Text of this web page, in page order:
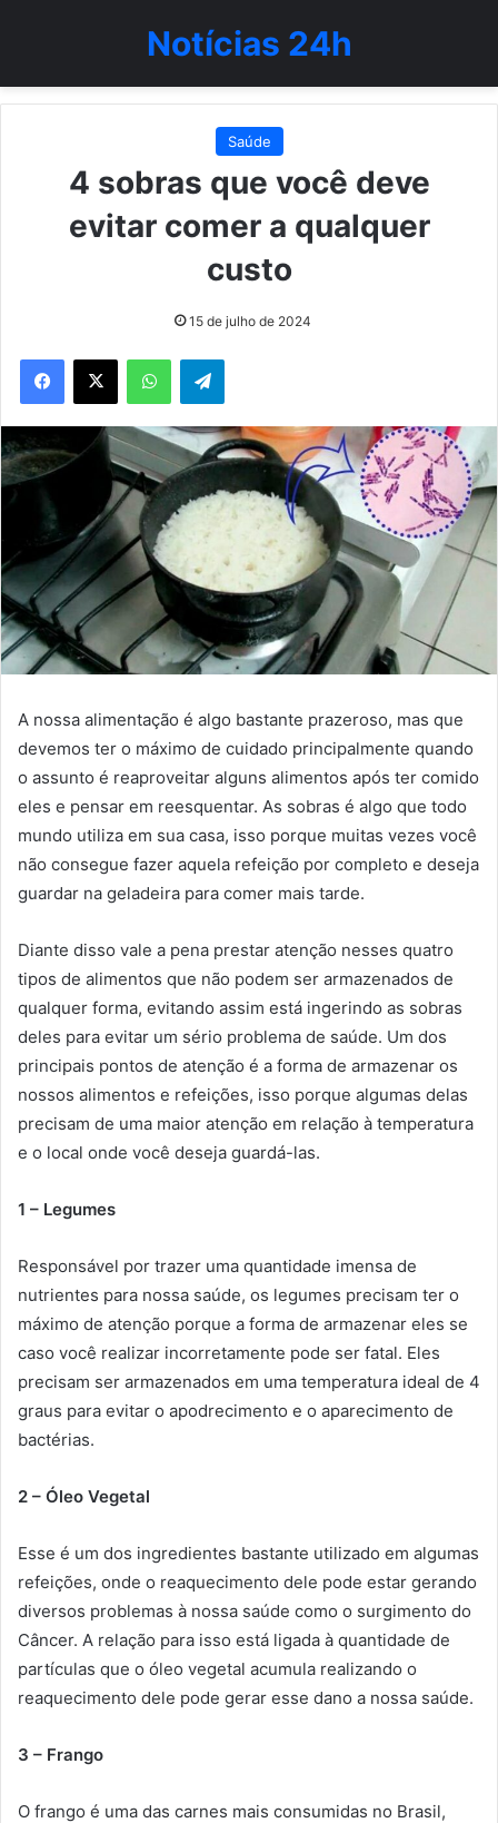
Notícias 24h
Saúde
4 sobras que você deve
evitar comer a qualquer
custo
15 de julho de 2024
WhatsAppTelegram
A nossa alimentação é algo bastante prazeroso, mas que
devemos ter o máximo de cuidado principalmente quando
o assunto é reaproveitar alguns alimentos após ter comido
eles e pensar em reesquentar. As sobras é algo que todo
mundo utiliza em sua casa, isso porque muitas vezes você
não consegue fazer aquela refeição por completo e deseja
guardar na geladeira para comer mais tarde.
Diante disso vale a pena prestar atenção nesses quatro
tipos de alimentos que não podem ser armazenados de
qualquer forma, evitando assim está ingerindo as sobras
deles para evitar um sério problema de saúde. Um dos
principais pontos de atenção é a forma de armazenar os
nossos alimentos e refeições, isso porque algumas delas
precisam de uma maior atenção em relação à temperatura
e o local onde você deseja guardá-las.
1 – Legumes
Responsável por trazer uma quantidade imensa de
nutrientes para nossa saúde, os legumes precisam ter o
máximo de atenção porque a forma de armazenar eles se
caso você realizar incorretamente pode ser fatal. Eles
precisam ser armazenados em uma temperatura ideal de 4
graus para evitar o apodrecimento e o aparecimento de
bactérias.
2 – Óleo Vegetal
Esse é um dos ingredientes bastante utilizado em algumas
refeições, onde o reaquecimento dele pode estar gerando
diversos problemas à nossa saúde como o surgimento do
Câncer. A relação para isso está ligada à quantidade de
partículas que o óleo vegetal acumula realizando o
reaquecimento dele pode gerar esse dano a nossa saúde.
3 – Frango
O frango é uma das carnes mais consumidas no Brasil,